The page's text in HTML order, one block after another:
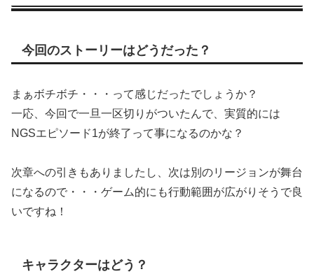
今回のストーリーはどうだった？
まぁボチボチ・・・って感じだったでしょうか？
一応、今回で一旦一区切りがついたんで、実質的には
NGSエピソード1が終了って事になるのかな？
次章への引きもありましたし、次は別のリージョンが舞台
になるので・・・ゲーム的にも行動範囲が広がりそうで良
いですね！
キャラクターはどう？